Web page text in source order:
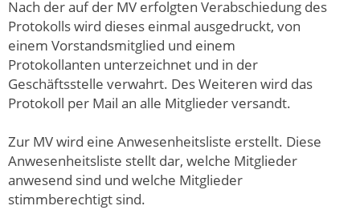
Nach der auf der MV erfolgten Verabschiedung des
Protokolls wird dieses einmal ausgedruckt, von
einem Vorstandsmitglied und einem
Protokollanten unterzeichnet und in der
Geschäftsstelle verwahrt. Des Weiteren wird das
Protokoll per Mail an alle Mitglieder versandt.
Zur MV wird eine Anwesenheitsliste erstellt. Diese
Anwesenheitsliste stellt dar, welche Mitglieder
anwesend sind und welche Mitglieder
stimmberechtigt sind.